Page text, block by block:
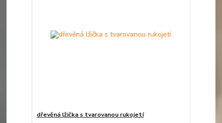
dřevěná lžička s tvarovanou rukojetí